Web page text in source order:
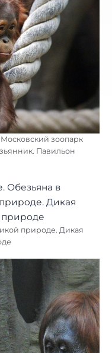
зоопарк
Павильон
природе. Дикая